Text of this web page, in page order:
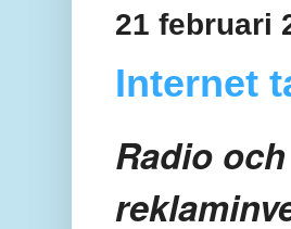
21 februari
Internet
Radio